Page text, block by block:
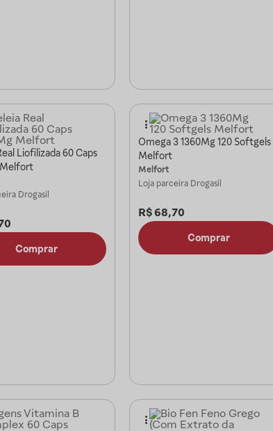
Liofilizada 60 Caps
Drogasil
Comprar
Omega 3 1360Mg 120 Softgels
Melfort
Melfort
Loja parceira Drogasil
R$68,70
Comprar